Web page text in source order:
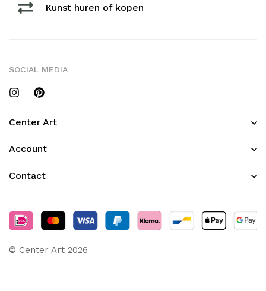
Kunst huren of kopen
Center Art
Account
Contact
SOCIAL MEDIA
© Center Art 2026